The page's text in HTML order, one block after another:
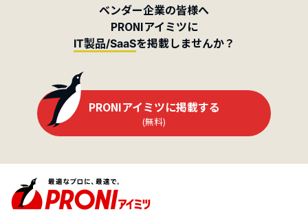
ベンダー企業の皆様へ
PRONIアイミツに
IT製品/SaaSを掲載しませんか？
PRONIアイミツに掲載する
(無料)